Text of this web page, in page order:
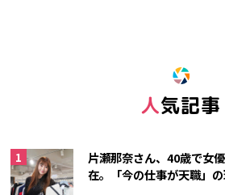
人気記事
片瀬那奈さん、40歳で女
在。「今の仕事が天職」の